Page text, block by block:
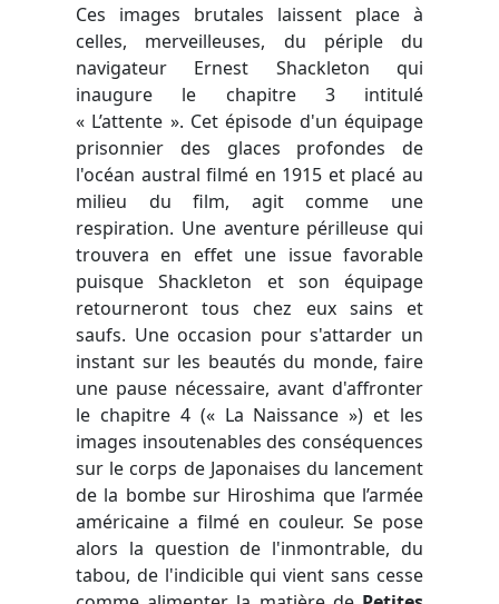
Ces images brutales laissent place à
celles, merveilleuses, du périple du
navigateur Ernest Shackleton qui
inaugure le chapitre 3 intitulé
« L’attente ». Cet épisode d'un équipage
prisonnier des glaces profondes de
l'océan austral filmé en 1915 et placé au
milieu du film, agit comme une
respiration. Une aventure périlleuse qui
trouvera en effet une issue favorable
puisque Shackleton et son équipage
retourneront tous chez eux sains et
saufs. Une occasion pour s'attarder un
instant sur les beautés du monde, faire
une pause nécessaire, avant d'affronter
le chapitre 4 (« La Naissance ») et les
images insoutenables des conséquences
sur le corps de Japonaises du lancement
de la bombe sur Hiroshima que l’armée
américaine a filmé en couleur. Se pose
alors la question de l'inmontrable, du
tabou, de l'indicible qui vient sans cesse